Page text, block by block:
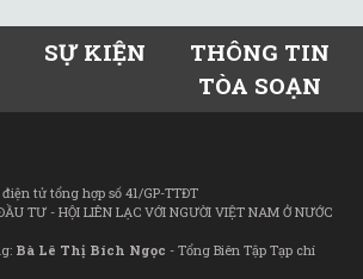
SỰ KIỆN
THÔNG TIN
TÒA SOẠN
tử tổng hợp số 41/GP-TTĐT
TƯ - HỘI LIÊN LẠC VỚI NGƯỜI VIỆT NAM Ở NƯỚC
Bà Lê Thị Bích Ngọc - Tổng Biên Tập Tạp chí